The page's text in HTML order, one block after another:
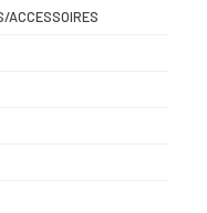
ACCESSOIRES